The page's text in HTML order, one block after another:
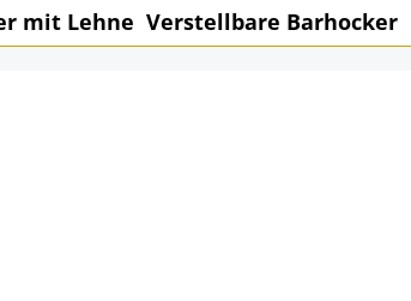
mit Lehne Verstellbare Barhocker